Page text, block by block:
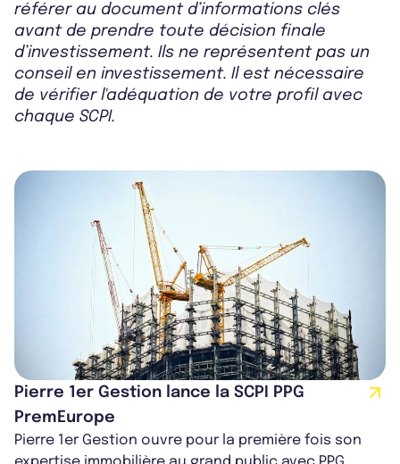
référer au document d’informations clés
avant de prendre toute décision finale
d’investissement. Ils ne représentent pas un
conseil en investissement. Il est nécessaire
de vérifier l'adéquation de votre profil avec
chaque SCPI.
Pierre 1er Gestion lance la SCPI PPG
PremEurope
Pierre 1er Gestion ouvre pour la première fois son